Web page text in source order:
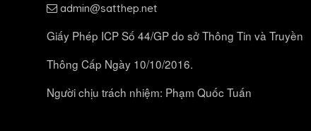
admin@satthep.net
Giấy Phép ICP Số 44/GP do sở Thông Tin và Truyền
Thông Cấp Ngày 10/10/2016.
Người chịu trách nhiệm: Phạm Quốc Tuấn